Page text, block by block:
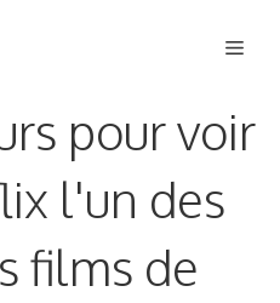
pour voir
l'un des
films de